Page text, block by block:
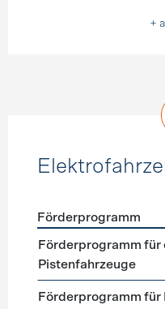
+
Förderprogramme
Förderprogramm
Förderprogramm für
Pistenfahrzeuge
Förderprogramm für